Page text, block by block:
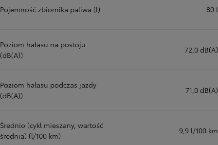
Pojemność zbiornika paliwa (l) 80 l
Poziom hałasu na postoju
(dB(A))
72,0 dB(A)
Poziom hałasu podczas jazdy
(dB(A))
71,0 dB(A)
Średnio (cykl mieszany, wartość
średnia) (l/100 km)
9,9 l/100 km